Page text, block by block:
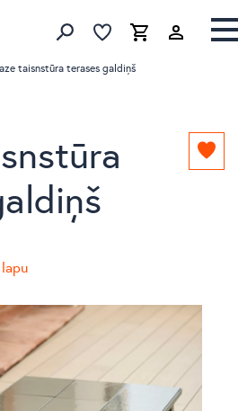
Meklēt produktus
IzlaseGrozs Izlase
taisnstūra terases galdiņš